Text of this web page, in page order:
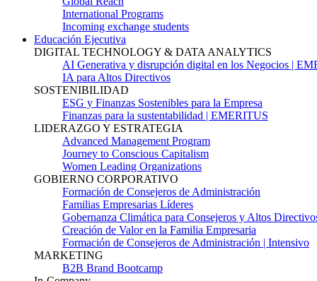
International Programs
Incoming exchange students
Educación Ejecutiva
DIGITAL TECHNOLOGY & DATA ANALYTICS
AI Generativa y disrupción digital en los Negocios |
IA para Altos Directivos
SOSTENIBILIDAD
ESG y Finanzas Sostenibles para la Empresa
Finanzas para la sustentabilidad | EMERITUS
LIDERAZGO Y ESTRATEGIA
Advanced Management Program
Journey to Conscious Capitalism
Women Leading Organizations
GOBIERNO CORPORATIVO
Formación de Consejeros de Administración
Familias Empresarias Líderes
Gobernanza Climática para Consejeros y Altos
Creación de Valor en la Familia Empresaria
Formación de Consejeros de Administración | Intensivo
MARKETING
B2B Brand Bootcamp